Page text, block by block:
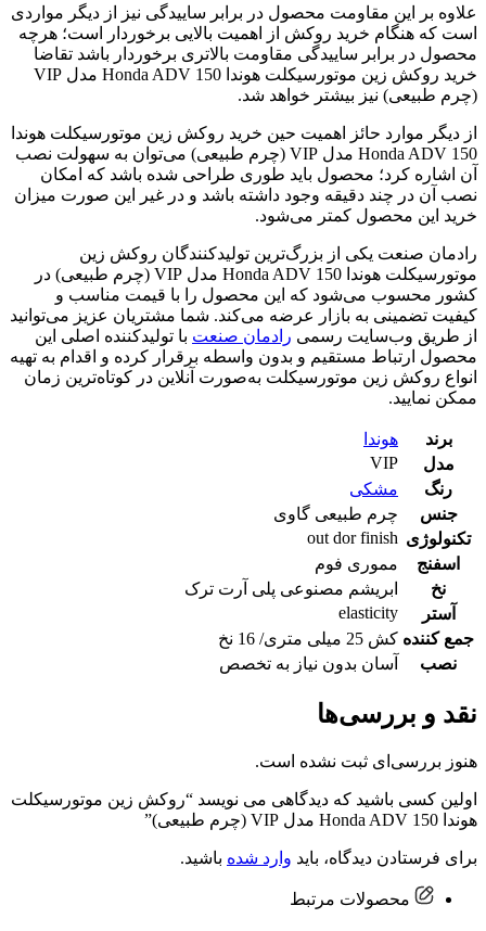
علاوه بر این مقاومت محصول در برابر ساییدگی نیز از دیگر مواردی
است که هنگام خرید روکش از اهمیت بالایی برخوردار است؛ هرچه
محصول در برابر ساییدگی مقاومت بالا‌تری برخوردار باشد تقاضا
خرید روکش زین موتورسیکلت هوندا Honda ADV 150 مدل VIP
(چرم طبیعی) نیز بیشتر خواهد شد.
از دیگر موارد حائز اهمیت حین خرید روکش زین موتورسیکلت هوندا
Honda ADV 150 مدل VIP (چرم طبیعی) می‌توان به سهولت نصب
آن اشاره کرد؛ محصول باید طوری طراحی شده باشد که امکان
نصب آن در چند دقیقه وجود داشته باشد و در غیر این صورت میزان
خرید این محصول کمتر می‌شود.
رادمان صنعت یکی از بزرگ‌ترین تولیدکنندگان روکش زین
موتورسیکلت هوندا Honda ADV 150 مدل VIP (چرم طبیعی) در
کشور محسوب می‌شود که این محصول را با قیمت مناسب و
کیفیت تضمینی به بازار عرضه می‌کند. شما مشتریان عزیز می‌توانید
از طریق وب‌سایت رسمی رادمان صنعت با تولیدکننده اصلی این
محصول ارتباط مستقیم و بدون واسطه برقرار کرده و اقدام به تهیه
انواع روکش زین موتورسیکلت به‌صورت آنلاین در کوتاه‌ترین زمان
ممکن نمایید.
برند
هوندا
مدل
VIP
رنگ
مشکی
جنس
چرم طبیعی گاوی
تکنولوژی out dor finish
اسفنج
مموری فوم
نخ
ابریشم مصنوعی پلی آرت ترک
آستر
elasticity
جمع کننده کش 25 میلی متری/ 16 نخ
نصب
آسان بدون نیاز به تخصص
نقد و بررسی‌ها
هنوز بررسی‌ای ثبت نشده است.
اولین کسی باشید که دیدگاهی می نویسد “روکش زین موتورسیکلت
هوندا Honda ADV 150 مدل VIP (چرم طبیعی)”
برای فرستادن دیدگاه، باید وارد شده باشید.
محصولات مرتبط